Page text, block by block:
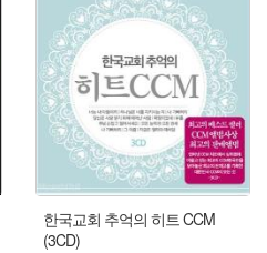
한국교회 추억의 히트 CCM
(3CD)